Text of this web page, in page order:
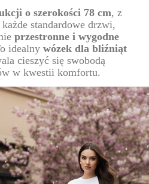
o szerokości 78 cm, z
standardowe drzwi,
przestronne i wygodne
idealny wózek dla bliźniąt
cieszyć się swobodą
w kwestii komfortu.